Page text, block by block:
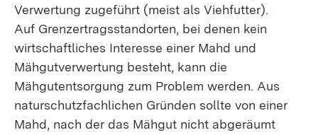
Verwertung zugeführt (meist als Viehfutter).
Auf Grenzertragsstandorten, bei denen kein
wirtschaftliches Interesse einer Mahd und
Mähgutverwertung besteht, kann die
Mähgutentsorgung zum Problem werden. Aus
naturschutzfachlichen Gründen sollte von einer
Mahd, nach der das Mähgut nicht abgeräumt